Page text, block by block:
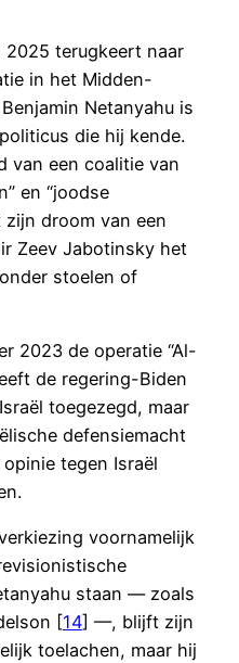
2025 terugkeert naar
in het Midden-
Netanyahu is
die hij kende.
van een coalitie van
en “joodse
zijn droom van een
Zeev Jabotinsky het
stoelen of
2023 de operatie “Al-
de regering-Biden
toegezegd, maar
defensiemacht
tegen Israël
voornamelijk
staan — zoals
[14] —, blijft zijn
toelachen, maar hij